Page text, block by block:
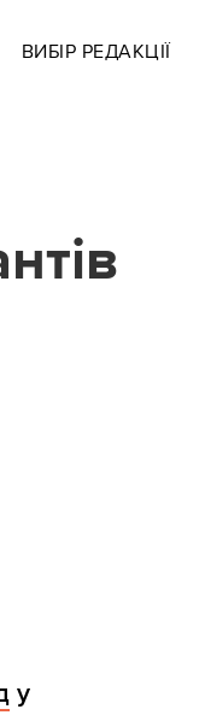
ВИБІР РЕДАКЦІЇ
у